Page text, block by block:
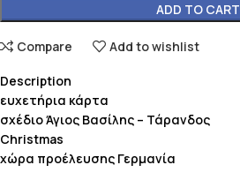
ADD TO CART
Compare Add to wishlist
Description
ευχετήρια κάρτα
σχέδιο Άγιος Βασίλης – Τάρανδος
Christmas
χώρα προέλευσης Γερμανία